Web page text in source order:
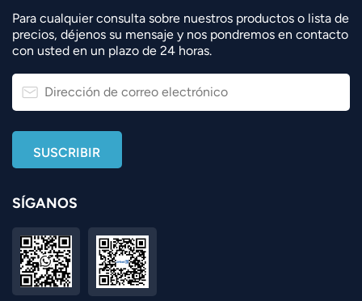
Para cualquier consulta sobre nuestros productos o lista de
precios, déjenos su mensaje y nos pondremos en contacto
con usted en un plazo de 24 horas.
SÍGANOS